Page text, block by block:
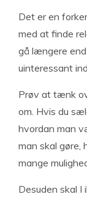
Det er en
med at finde
gå længere
uinteressant
Prøv at tænk
om. Hvis du
hvordan man
man skal gøre,
mange
Desuden skal